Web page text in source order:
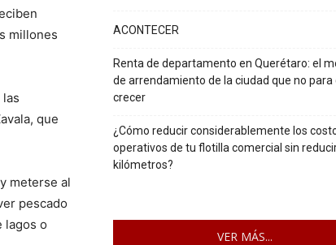
millones
que
meterse al
pescado
lagos o
ACONTECER
Renta de departamento en Querétaro: el
de arrendamiento de la ciudad que no para
crecer
¿Cómo reducir considerablemente los
operativos de tu flotilla comercial sin
kilómetros?
VER MÁS...